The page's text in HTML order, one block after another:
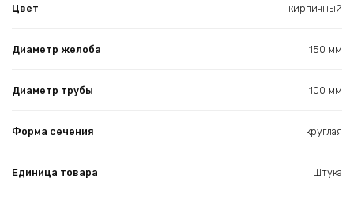
Цвет кирпичный
Диаметр желоба 150 мм
Диаметр трубы 100 мм
Форма сечения круглая
Единица товара Штука